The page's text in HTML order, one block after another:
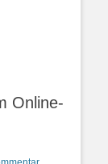
Online-